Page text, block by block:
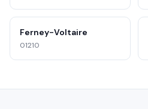
Ferney-Voltaire
01210